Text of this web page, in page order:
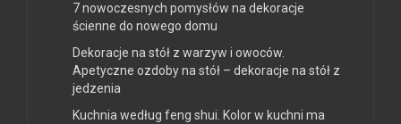
7 nowoczesnych pomysłów na dekoracje
ścienne do nowego domu
Dekoracje na stół z warzyw i owoców.
Apetyczne ozdoby na stół – dekoracje na stół z
jedzenia
Kuchnia według feng shui. Kolor w kuchni ma